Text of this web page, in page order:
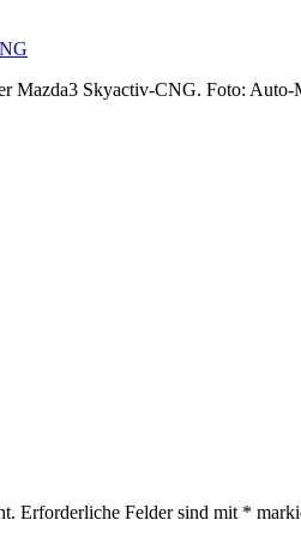
Mazda3 Skyactiv-CNG. Foto: Auto-
Erforderliche Felder sind mit *